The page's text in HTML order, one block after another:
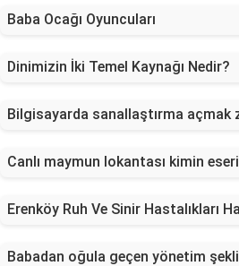
Baba Ocağı Oyuncuları
Dinimizin İki Temel Kaynağı Nedir?
Bilgisayarda sanallaştırma açmak
Canlı maymun lokantası kimin eseri
Erenköy Ruh Ve Sinir Hastalıkları
Babadan oğula geçen yönetim